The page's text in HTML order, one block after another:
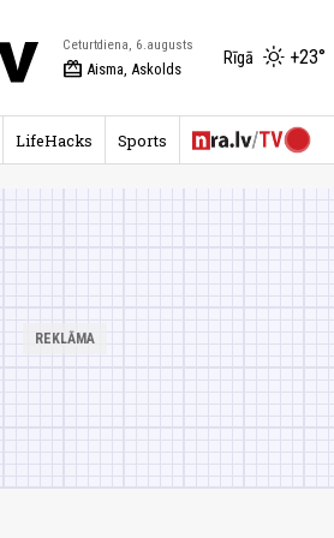
Ceturtdiena, 6.augusts
redeem Aisma, Askolds
Rīgā +23°
LifeHacks Sports